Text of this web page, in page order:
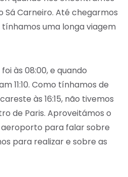
Carneiro. Até chegarmos
uma longa viagem
às 08:00, e quando
11:10. Como tínhamos de
às 16:15, não tivemos
de Paris. Aproveitámos o
para falar sobre
para realizar e sobre as